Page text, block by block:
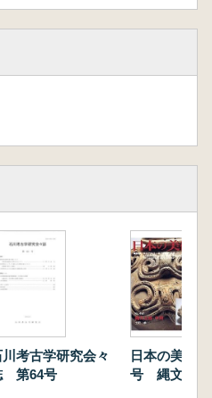
川考古学研究会々
第64号
日本の美術
号 縄文土